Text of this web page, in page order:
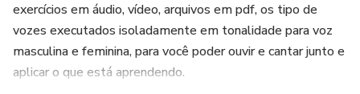
exercícios em áudio, vídeo, arquivos em pdf, os tipo de
vozes executados isoladamente em tonalidade para voz
masculina e feminina, para você poder ouvir e cantar junto e
aplicar o que está aprendendo.